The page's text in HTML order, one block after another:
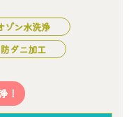
ゾン水洗浄
防ダニ加工
！